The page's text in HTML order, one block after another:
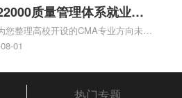
什么相关iso体系认证知识，详情可
方正文！
质量管理体系就业方
质量管理与认证就业方向
您整理高校开设的CMA专业方向未来
景及就业方向如何、cma就业方向有
未来就业方向、大学生考完cma，就
业方向相关iso体系认证知识，详情
01
热门专题